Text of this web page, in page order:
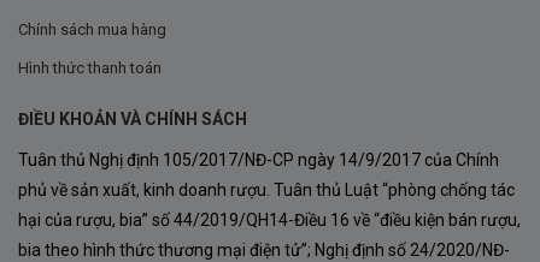
thùng mới, 50% là thùng 2 năm tuổi, nhằm tạo nên
sự cân bằng giữa hương gỗ sồi và đặc tính tự nhiên
của rượu.
Chính sách mua hàng
Hình thức thanh toán
ĐIỀU KHOẢN VÀ CHÍNH SÁCH
Tuân thủ Nghị định 105/2017/NĐ-CP ngày 14/9/2017 của Chính
phủ về sản xuất, kinh doanh rượu. Tuân thủ Luật “phòng chống tác
hại của rượu, bia” số 44/2019/QH14-Điều 16 về “điều kiện bán rượu,
bia theo hình thức thương mại điện tử”; Nghị định số 24/2020/NĐ-